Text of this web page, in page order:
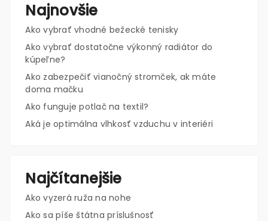
Najnovšie
Ako vybrať vhodné bežecké tenisky
Ako vybrať dostatočne výkonný radiátor do
kúpeľne?
Ako zabezpečiť vianočný stromček, ak máte
doma mačku
Ako funguje potlač na textil?
Aká je optimálna vlhkosť vzduchu v interiéri
Najčítanejšie
Ako vyzerá ruža na nohe
Ako sa píše štátna príslušnosť